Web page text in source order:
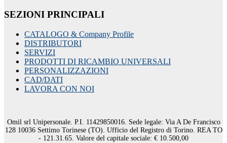
SEZIONI PRINCIPALI
CATALOGO & Company Profile
DISTRIBUTORI
SERVIZI
PRODOTTI DI RICAMBIO UNIVERSALI
PERSONALIZZAZIONI
CAD/DATI
LAVORA CON NOI
Omil srl Unipersonale. P.I. 11429850016. Sede legale: Via A De Francisco
128 10036 Settimo Torinese (TO). Ufficio del Registro di Torino. REA TO
- 121.31.65. Valore del capitale sociale: € 10.500,00